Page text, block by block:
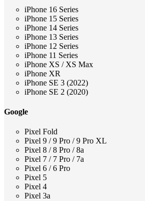
iPhone 16 Series
iPhone 15 Series
iPhone 14 Series
iPhone 13 Series
iPhone 12 Series
iPhone 11 Series
iPhone XS / XS Max
iPhone XR
iPhone SE 3 (2022)
iPhone SE 2 (2020)
Google
Pixel Fold
Pixel 9 / 9 Pro / 9 Pro XL
Pixel 8 / 8 Pro / 8a
Pixel 7 / 7 Pro / 7a
Pixel 6 / 6 Pro
Pixel 5
Pixel 4
Pixel 3a